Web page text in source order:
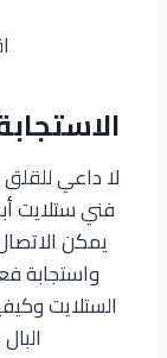
لا داعي
فني ستلايت
يمكن
واستجابة
الستلايت